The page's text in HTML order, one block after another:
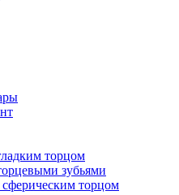
торцом
зубьями
торцом